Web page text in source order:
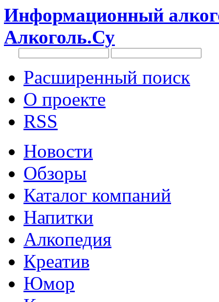
Информационный
Алкоголь.Су
Расширенный поиск
О проекте
RSS
Новости
Обзоры
Каталог компаний
Напитки
Алкопедия
Креатив
Юмор